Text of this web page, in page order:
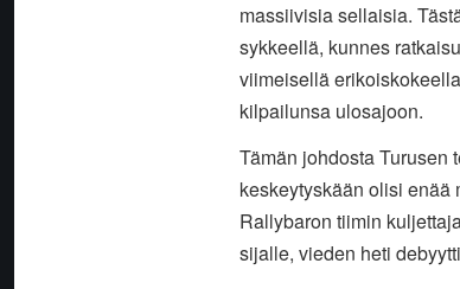
massiivisia sellaisia.
sykkeellä, kunnes
viimeisellä
kilpailunsa ulosajoon.
Tämän johdosta Turusen
keskeytyskään olisi enää
Rallybaron tiimin
sijalle, vieden heti